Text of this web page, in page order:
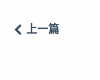
上一篇